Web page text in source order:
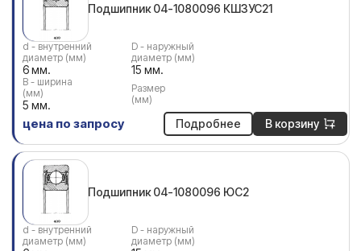
Подшипник 04-1080096 КШ3УС21
d - внутренний
диаметр (мм)
6 мм.
D - наружный
диаметр (мм)
15 мм.
В - ширина
(мм)
5 мм.
Размер
(мм)
цена по запросу Подробнее В корзину
Подшипник 04-1080096 ЮС2
d - внутренний
диаметр (мм)
D - наружный
диаметр (мм)